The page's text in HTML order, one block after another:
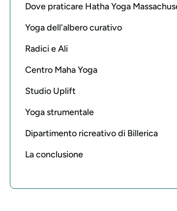
Dove praticare Hatha Yoga
Yoga dell'albero curativo
Radici e Ali
Centro Maha Yoga
Studio Uplift
Yoga strumentale
Dipartimento ricreativo di Billerica
La conclusione